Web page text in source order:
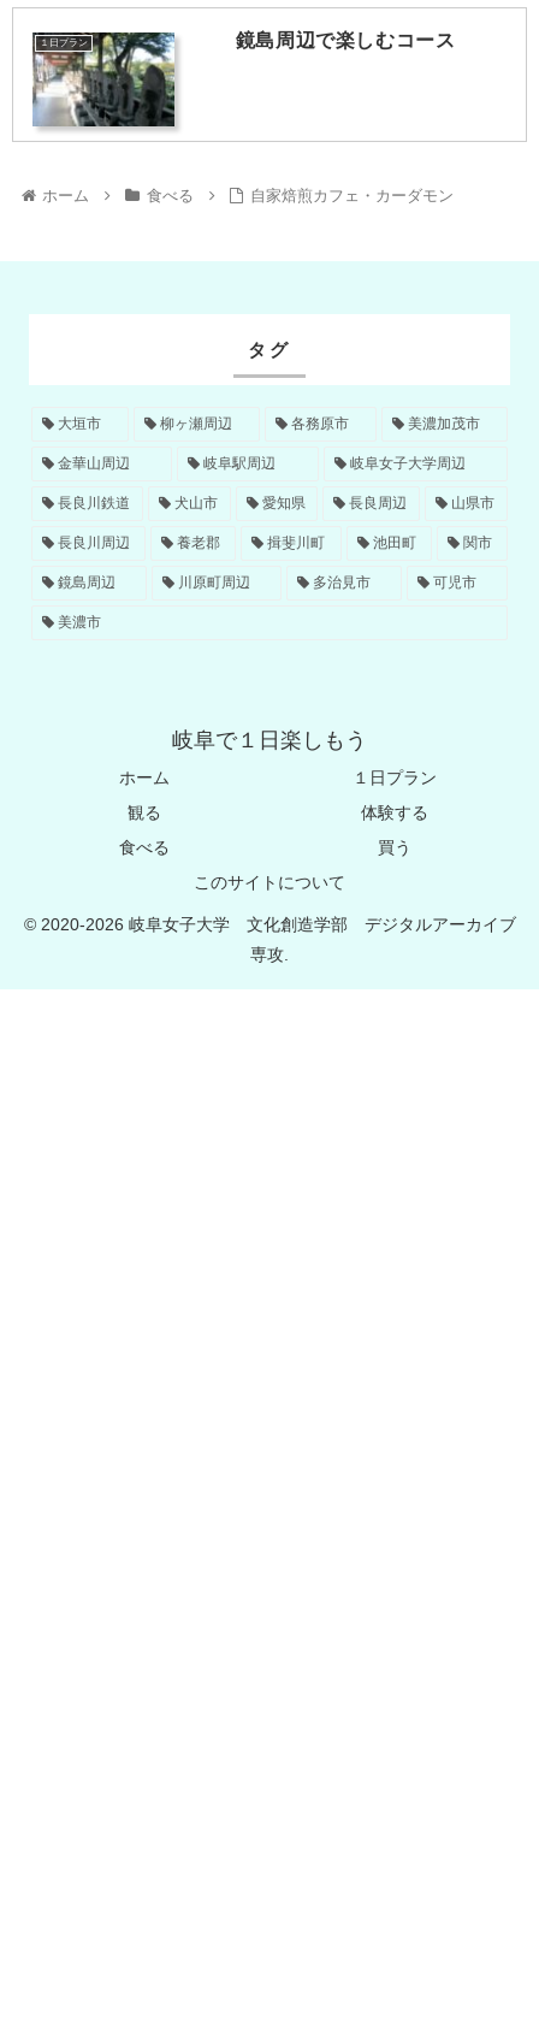
１日プラン 鏡島周辺で楽しむコース
ホーム 食べる 自家焙煎カフェ・カーダモン
タグ
大垣市 柳ヶ瀬周辺 各務原市 美濃加茂市
金華山周辺 岐阜駅周辺 岐阜女子大学周辺
長良川鉄道 犬山市 愛知県 長良周辺 山県市
長良川周辺 養老郡 揖斐川町 池田町 関市
鏡島周辺 川原町周辺 多治見市 可児市
美濃市
岐阜で１日楽しもう
ホーム
１日プラン
観る
体験する
食べる
買う
このサイトについて
© 2020-2026 岐阜女子大学 文化創造学部 デジタルアーカイブ
専攻.